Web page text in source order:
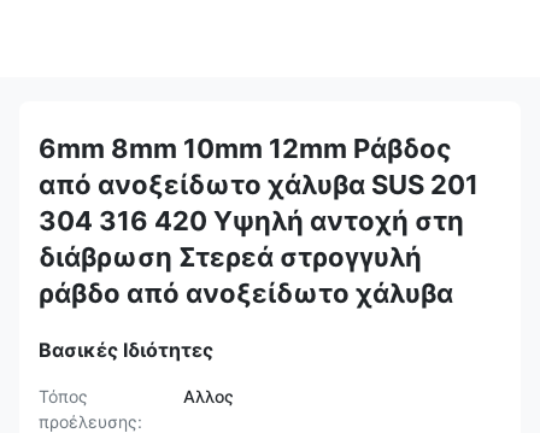
6mm 8mm 10mm 12mm Ράβδος
από ανοξείδωτο χάλυβα SUS 201
304 316 420 Υψηλή αντοχή στη
διάβρωση Στερεά στρογγυλή
ράβδο από ανοξείδωτο χάλυβα
Βασικές Ιδιότητες
Τόπος
προέλευσης:
Αλλος